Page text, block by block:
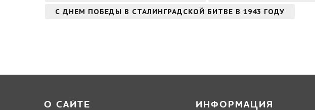
С ДНЕМ ПОБЕДЫ В СТАЛИНГРАДСКОЙ БИТВЕ В 1943 ГОДУ
О САЙТЕ ИНФОРМАЦИЯ